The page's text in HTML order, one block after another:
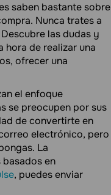
saben bastante sobre
Nunca trates a
las dudas y
de realizar una
ofrecer una
el enfoque
se preocupen por sus
de convertirte en
electrónico, pero
La
en
, puedes enviar